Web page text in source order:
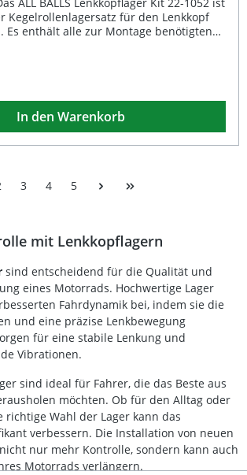
ALL BALLS Lenkkopflager Kit 22-1052 ist
Kegelrollenlagersatz für den Lenkkopf
Es enthält alle zur Montage benötigten
gefertigten Dichtlippen bleibt das
Dadurch wird eine lange
ein präzises, stabiles Lenkverhalten
Ersatz für
vor Verschmutzung und Feuchtigkeit
und mehr Kontrolle beim Fahren
für maximale Zuverlässigkeit
In den Warenkorb
3 4 5
mit Lenkkopflagern
sind entscheidend für die Qualität und
eines Motorrads. Hochwertige Lager
Fahrdynamik bei, indem sie die
und eine präzise Lenkbewegung
für eine stabile Lenkung und
Vibrationen.
sind ideal für Fahrer, die das Beste aus
möchten. Ob für den Alltag oder
richtige Wahl der Lager kann das
verbessern. Die Installation von neuen
nur mehr Kontrolle, sondern kann auch
Motorrads verlängern.